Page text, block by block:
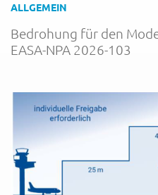
ALLGEMEIN
Bedrohung für den
EASA-NPA 2026-103